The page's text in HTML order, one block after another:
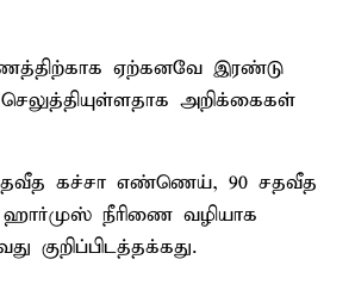
ஏற்கனவே இரண்டு
அறிக்கைகள்
கச்சா எண்ணெய், 90 சதவீத
ஹார்முஸ் நீரிணை வழியாக
குறிப்பிடத்தக்கது.